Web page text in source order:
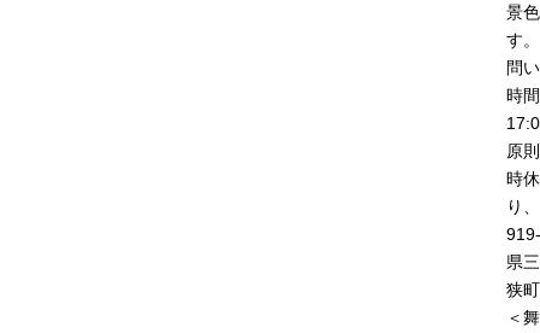
景
す
問
時
原
時
り
県
狭
＜